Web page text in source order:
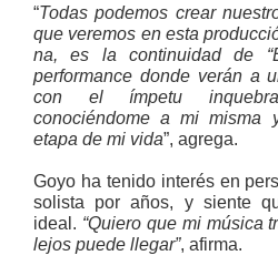
“Todas podemos crear
que veremos en esta
na, es la continuidad de
performance donde verán a
con el ímpetu
conociéndome a mi misma
etapa de mi vida”, agrega.
Goyo ha tenido interés en
solista por años, y siente
ideal. “Quiero que mi música
lejos puede llegar”, afirma.